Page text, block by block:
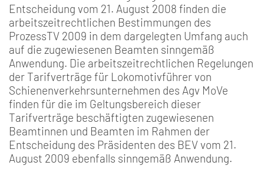
Entscheidung vom 21. August 2008 finden die
arbeitszeitrechtlichen Bestimmungen des
ProzessTV 2009 in dem dargelegten Umfang auch
auf die zugewiesenen Beamten sinngemäß
Anwendung. Die arbeitszeitrechtlichen Regelungen
der Tarifverträge für Lokomotivführer von
Schienenverkehrsunternehmen des Agv MoVe
finden für die im Geltungsbereich dieser
Tarifverträge beschäftigten zugewiesenen
Beamtinnen und Beamten im Rahmen der
Entscheidung des Präsidenten des BEV vom 21.
August 2009 ebenfalls sinngemäß Anwendung.